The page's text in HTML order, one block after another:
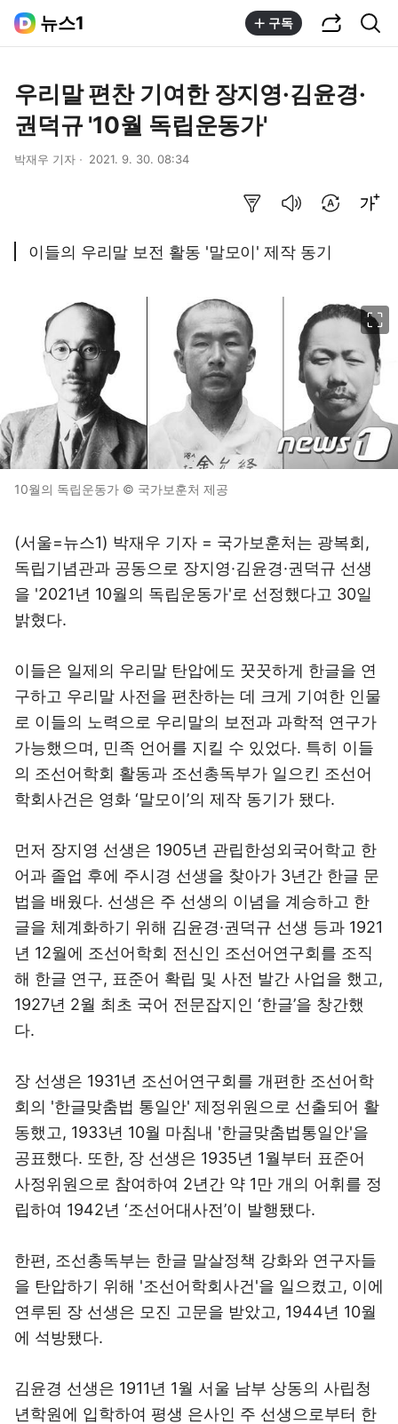
뉴스1 구독
우리말 편찬 기여한 장지영·김윤경·
권덕규 '10월 독립운동가'
박재우 기자 2021. 9. 30. 08:34
이들의 우리말 보전 활동 '말모이' 제작 동기
10월의 독립운동가 © 국가보훈처 제공
(서울=뉴스1) 박재우 기자 = 국가보훈처는 광복회,
독립기념관과 공동으로 장지영·김윤경·권덕규 선생
을 '2021년 10월의 독립운동가'로 선정했다고 30일
밝혔다.
이들은 일제의 우리말 탄압에도 꿋꿋하게 한글을 연
구하고 우리말 사전을 편찬하는 데 크게 기여한 인물
로 이들의 노력으로 우리말의 보전과 과학적 연구가
가능했으며, 민족 언어를 지킬 수 있었다. 특히 이들
의 조선어학회 활동과 조선총독부가 일으킨 조선어
학회사건은 영화 ‘말모이’의 제작 동기가 됐다.
먼저 장지영 선생은 1905년 관립한성외국어학교 한
어과 졸업 후에 주시경 선생을 찾아가 3년간 한글 문
법을 배웠다. 선생은 주 선생의 이념을 계승하고 한
글을 체계화하기 위해 김윤경·권덕규 선생 등과 1921
년 12월에 조선어학회 전신인 조선어연구회를 조직
해 한글 연구, 표준어 확립 및 사전 발간 사업을 했고,
1927년 2월 최초 국어 전문잡지인 ‘한글’을 창간했
다.
장 선생은 1931년 조선어연구회를 개편한 조선어학
회의 '한글맞춤법 통일안' 제정위원으로 선출되어 활
동했고, 1933년 10월 마침내 '한글맞춤법통일안'을
공표했다. 또한, 장 선생은 1935년 1월부터 표준어
사정위원으로 참여하여 2년간 약 1만 개의 어휘를 정
립하여 1942년 ‘조선어대사전’이 발행됐다.
한편, 조선총독부는 한글 말살정책 강화와 연구자들
을 탄압하기 위해 '조선어학회사건'을 일으켰고, 이에
연루된 장 선생은 모진 고문을 받았고, 1944년 10월
에 석방됐다.
김윤경 선생은 1911년 1월 서울 남부 상동의 사립청
년학원에 입학하여 평생 은사인 주 선생으로부터 한